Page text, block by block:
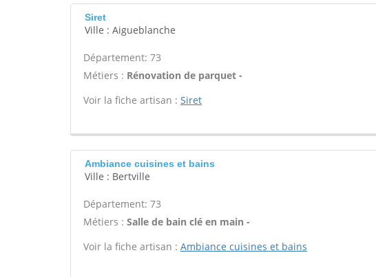
Siret
Ville : Aigueblanche
Département: 73
Métiers : Rénovation de parquet -
Voir la fiche artisan : Siret
Ambiance cuisines et bains
Ville : Bertville
Département: 73
Métiers : Salle de bain clé en main -
Voir la fiche artisan : Ambiance cuisines et bains